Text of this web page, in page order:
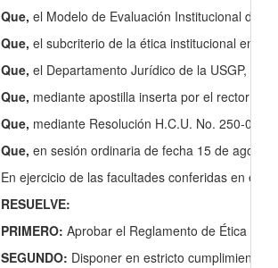
Que, el Modelo de Evaluación Institucional de
Que, el subcriterio de la ética institucional en el
Que, el Departamento Jurídico de la USGP,
Que, mediante apostilla inserta por el rector de
Que, mediante Resolución H.C.U. No. 250-07-
Que, en sesión ordinaria de fecha 15 de
En ejercicio de las facultades conferidas en el
RESUELVE:
PRIMERO: Aprobar el Reglamento de Ética de
SEGUNDO: Disponer en estricto cumplimiento,